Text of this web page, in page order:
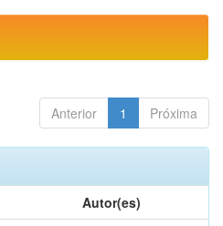
Anterior 1 Próxima
Autor(es)